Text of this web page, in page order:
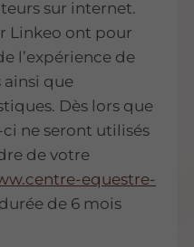
sur internet.
Linkeo ont pour
l’expérience de
ainsi que
Dès lors que
ne seront utilisés
de votre
equestre-
de 6 mois